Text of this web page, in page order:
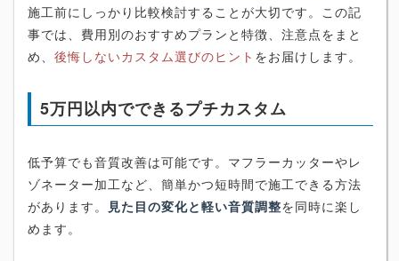
施工前にしっかり比較検討することが大切です。この記
事では、費用別のおすすめプランと特徴、注意点をまと
め、 後悔しないカスタム選びのヒント をお届けします。
5万円以内でできるプチカスタム
低予算でも音質改善は可能です。マフラーカッターやレ
ゾネーター加工など、簡単かつ短時間で施工できる方法
があります。 見た目の変化と軽い音質調整を同時に楽し
めます。